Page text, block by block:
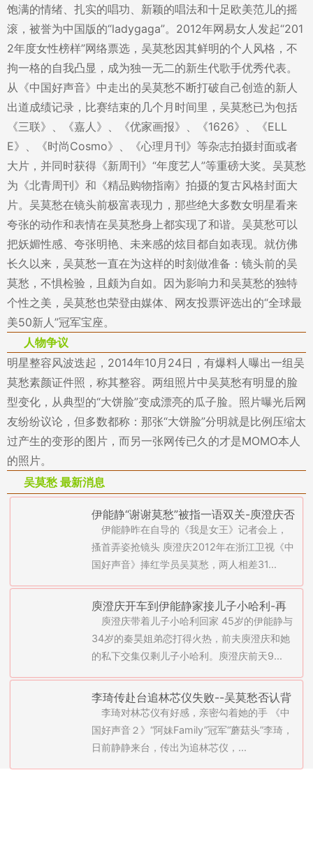
饱满的情绪、扎实的唱功、新颖的唱法和十足欧美范儿的摇
滚，被誉为中国版的“ladygaga”。2012年网易女人发起“201
2年度女性榜样”网络票选，吴莫愁因其鲜明的个人风格，不
拘一格的自我凸显，成为独一无二的新生代歌手优秀代表。
从《中国好声音》中走出的吴莫愁不断打破自己创造的新人
出道成绩记录，比赛结束的几个月时间里，吴莫愁已为包括
《三联》、《嘉人》、《优家画报》、《1626》、《ELL
E》、《时尚Cosmo》、《心理月刊》等杂志拍摄封面或者
大片，并同时获得《新周刊》“年度艺人”等重磅大奖。吴莫愁
为《北青周刊》和《精品购物指南》拍摄的复古风格封面大
片。吴莫愁在镜头前极富表现力，那些绝大多数女明星看来
夸张的动作和表情在吴莫愁身上都实现了和谐。吴莫愁可以
把妖媚性感、夸张明艳、未来感的炫目都自如表现。就仿佛
长久以来，吴莫愁一直在为这样的时刻做准备：镜头前的吴
莫愁，不惧检验，且颇为自如。因为影响力和吴莫愁的独特
个性之美，吴莫愁也荣登由媒体、网友投票评选出的“全球最
美50新人”冠军宝座。
人物争议
明星整容风波迭起，2014年10月24日，有爆料人曝出一组吴
莫愁素颜证件照，称其整容。两组照片中吴莫愁有明显的脸
型变化，从典型的“大饼脸”变成漂亮的瓜子脸。照片曝光后网
友纷纷议论，但多数都称：那张“大饼脸”分明就是比例压缩太
过产生的变形的图片，而另一张网传已久的才是MOMO本人
的照片。
吴莫愁 最新消息
伊能静“谢谢莫愁”被指一语双关-庾澄庆否
认同居吴莫愁(图)
伊能静昨在自导的《我是女王》记者会上，
搔首弄姿抢镜头 庾澄庆2012年在浙江卫视《中
国好声音》捧红学员吴莫愁，两人相差31...
庾澄庆开车到伊能静家接儿子小哈利-再
度撇清与吴莫愁绯闻(图)
庾澄庆带着儿子小哈利回家 45岁的伊能静与
34岁的秦昊姐弟恋打得火热，前夫庾澄庆和她
的私下交集仅剩儿子小哈利。庾澄庆前天9...
李琦传赴台追林芯仪失败--吴莫愁否认背
后大老板是梅铎(图)
李琦对林芯仪有好感，亲密勾着她的手 《中
国好声音２》“阿妹Family”冠军“蘑菇头”李琦，
日前静静来台，传出为追林芯仪，...